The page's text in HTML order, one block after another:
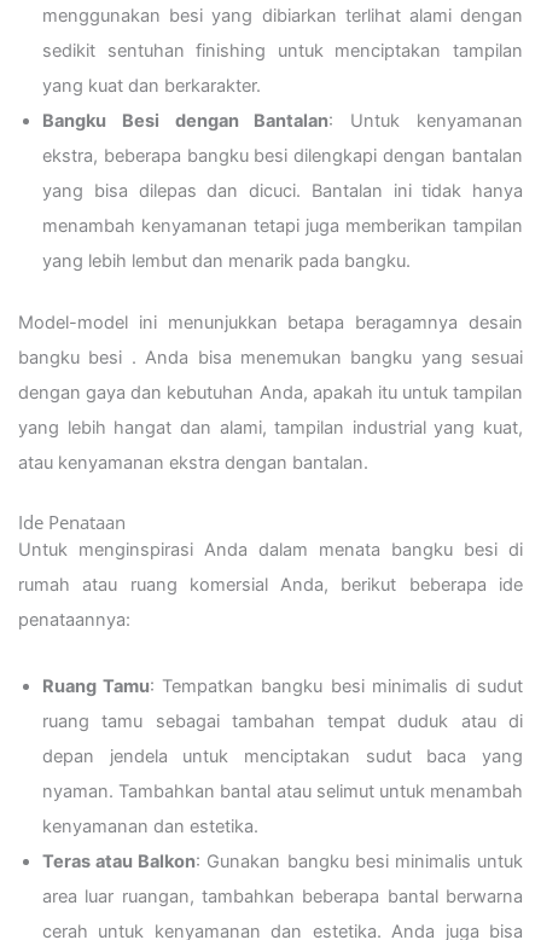
menggunakan besi yang dibiarkan terlihat alami dengan
sedikit sentuhan finishing untuk menciptakan tampilan
yang kuat dan berkarakter.
Bangku Besi dengan Bantalan: Untuk kenyamanan
ekstra, beberapa bangku besi dilengkapi dengan bantalan
yang bisa dilepas dan dicuci. Bantalan ini tidak hanya
menambah kenyamanan tetapi juga memberikan tampilan
yang lebih lembut dan menarik pada bangku.
Model-model ini menunjukkan betapa beragamnya desain
bangku besi . Anda bisa menemukan bangku yang sesuai
dengan gaya dan kebutuhan Anda, apakah itu untuk tampilan
yang lebih hangat dan alami, tampilan industrial yang kuat,
atau kenyamanan ekstra dengan bantalan.
Ide Penataan
Untuk menginspirasi Anda dalam menata bangku besi di
rumah atau ruang komersial Anda, berikut beberapa ide
penataannya:
Ruang Tamu: Tempatkan bangku besi minimalis di sudut
ruang tamu sebagai tambahan tempat duduk atau di
depan jendela untuk menciptakan sudut baca yang
nyaman. Tambahkan bantal atau selimut untuk menambah
kenyamanan dan estetika.
Teras atau Balkon: Gunakan bangku besi minimalis untuk
area luar ruangan, tambahkan beberapa bantal berwarna
cerah untuk kenyamanan dan estetika. Anda juga bisa